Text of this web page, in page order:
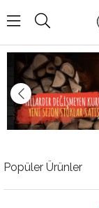
Popüler Ürünler